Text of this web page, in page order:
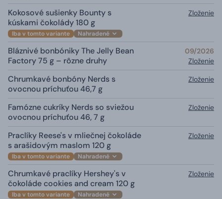
Kokosové sušienky Bounty s
kúskami čokolády 180 g
Iba v tomto variante Nahradené
Zloženie
Bláznivé bonbóniky The Jelly Bean
Factory 75 g – rôzne druhy
09/2026
Zloženie
Chrumkavé bonbóny Nerds s
ovocnou príchuťou 46,7 g
Zloženie
Famózne cukríky Nerds so sviežou
ovocnou príchuťou 46, 7 g
Zloženie
Praclíky Reese's v mliečnej čokoláde
s arašidovým maslom 120 g
Iba v tomto variante Nahradené
Zloženie
Chrumkavé praclíky Hershey's v
čokoláde cookies and cream 120 g
Iba v tomto variante Nahradené
Zloženie